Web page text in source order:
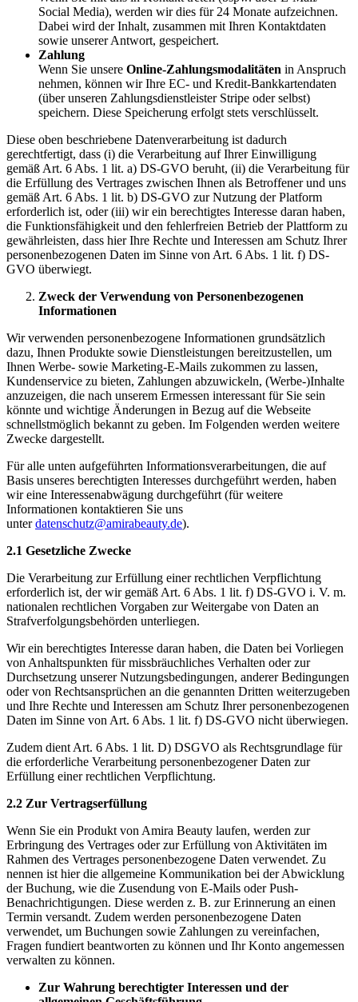
Social Media), werden wir dies für 24 Monate aufzeichnen.
Dabei wird der Inhalt, zusammen mit Ihren Kontaktdaten
sowie unserer Antwort, gespeichert.
Zahlung
Wenn Sie unsere Online-Zahlungsmodalitäten in Anspruch
nehmen, können wir Ihre EC- und Kredit-Bankkartendaten
(über unseren Zahlungsdienstleister Stripe oder selbst)
speichern. Diese Speicherung erfolgt stets verschlüsselt.
Diese oben beschriebene Datenverarbeitung ist dadurch
gerechtfertigt, dass (i) die Verarbeitung auf Ihrer Einwilligung
gemäß Art. 6 Abs. 1 lit. a) DS-GVO beruht, (ii) die Verarbeitung für
die Erfüllung des Vertrages zwischen Ihnen als Betroffener und uns
gemäß Art. 6 Abs. 1 lit. b) DS-GVO zur Nutzung der Platform
erforderlich ist, oder (iii) wir ein berechtigtes Interesse daran haben,
die Funktionsfähigkeit und den fehlerfreien Betrieb der Plattform zu
gewährleisten, dass hier Ihre Rechte und Interessen am Schutz Ihrer
personenbezogenen Daten im Sinne von Art. 6 Abs. 1 lit. f) DS-
GVO überwiegt.
Zweck der Verwendung von Personenbezogenen
Informationen
Wir verwenden personenbezogene Informationen grundsätzlich
dazu, Ihnen Produkte sowie Dienstleistungen bereitzustellen, um
Ihnen Werbe- sowie Marketing-E-Mails zukommen zu lassen,
Kundenservice zu bieten, Zahlungen abzuwickeln, (Werbe-)Inhalte
anzuzeigen, die nach unserem Ermessen interessant für Sie sein
könnte und wichtige Änderungen in Bezug auf die Webseite
schnellstmöglich bekannt zu geben. Im Folgenden werden weitere
Zwecke dargestellt.
Für alle unten aufgeführten Informationsverarbeitungen, die auf
Basis unseres berechtigten Interesses durchgeführt werden, haben
wir eine Interessenabwägung durchgeführt (für weitere
Informationen kontaktieren Sie uns
unterdatenschutz@amirabeauty.de).
2.1 Gesetzliche Zwecke
Die Verarbeitung zur Erfüllung einer rechtlichen Verpflichtung
erforderlich ist, der wir gemäß Art. 6 Abs. 1 lit. f) DS-GVO i. V. m.
nationalen rechtlichen Vorgaben zur Weitergabe von Daten an
Strafverfolgungsbehörden unterliegen.
Wir ein berechtigtes Interesse daran haben, die Daten bei Vorliegen
von Anhaltspunkten für missbräuchliches Verhalten oder zur
Durchsetzung unserer Nutzungsbedingungen, anderer Bedingungen
oder von Rechtsansprüchen an die genannten Dritten weiterzugeben
und Ihre Rechte und Interessen am Schutz Ihrer personenbezogenen
Daten im Sinne von Art. 6 Abs. 1 lit. f) DS-GVO nicht überwiegen.
Zudem dient Art. 6 Abs. 1 lit. D) DSGVO als Rechtsgrundlage für
die erforderliche Verarbeitung personenbezogener Daten zur
Erfüllung einer rechtlichen Verpflichtung.
2.2 Zur Vertragserfüllung
Wenn Sie ein Produkt von Amira Beauty laufen, werden zur
Erbringung des Vertrages oder zur Erfüllung von Aktivitäten im
Rahmen des Vertrages personenbezogene Daten verwendet. Zu
nennen ist hier die allgemeine Kommunikation bei der Abwicklung
der Buchung, wie die Zusendung von E-Mails oder Push-
Benachrichtigungen. Diese werden z. B. zur Erinnerung an einen
Termin versandt. Zudem werden personenbezogene Daten
verwendet, um Buchungen sowie Zahlungen zu vereinfachen,
Fragen fundiert beantworten zu können und Ihr Konto angemessen
verwalten zu können.
Zur Wahrung berechtigter Interessen und der